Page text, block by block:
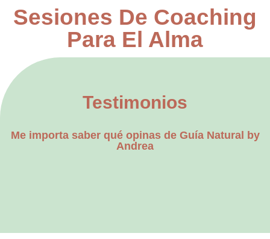
Sesiones De Coaching
Para El Alma
Testimonios
Me importa saber qué opinas de Guía Natural by
Andrea